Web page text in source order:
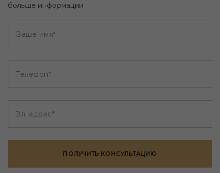
больше информации
Ваше имя*
Телефон*
Эл. адрес*
ПОЛУЧИТЬ КОНСУЛЬТАЦИЮ